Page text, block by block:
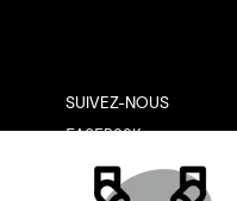
SUIVEZ-NOUS
FACEBOOK
YOUTUBE